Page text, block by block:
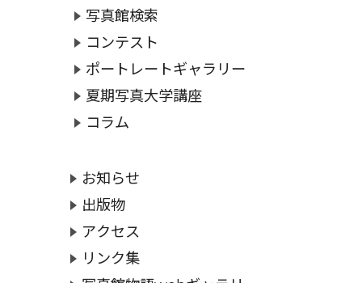
写真館検索
コンテスト
ポートレートギャラリー
夏期写真大学講座
コラム
お知らせ
出版物
アクセス
リンク集